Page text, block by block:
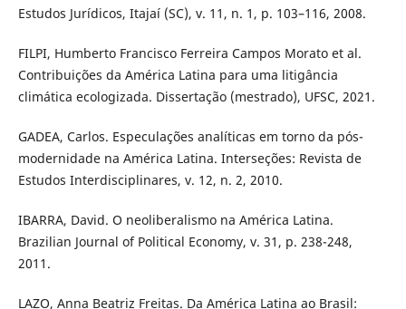
Estudos Jurí­dicos, Itajaí­ (SC), v. 11, n. 1, p. 103–116, 2008.
FILPI, Humberto Francisco Ferreira Campos Morato et al.
Contribuições da América Latina para uma litigância
climática ecologizada. Dissertação (mestrado), UFSC, 2021.
GADEA, Carlos. Especulações analíticas em torno da pós-
modernidade na América Latina. Interseções: Revista de
Estudos Interdisciplinares, v. 12, n. 2, 2010.
IBARRA, David. O neoliberalismo na América Latina.
Brazilian Journal of Political Economy, v. 31, p. 238-248,
2011.
LAZO, Anna Beatriz Freitas. Da América Latina ao Brasil: